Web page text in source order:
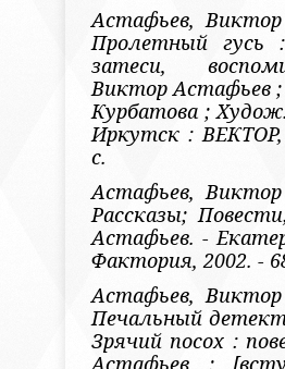
Астафьев,
Пролетный гусь :
затеси,
Виктор Астафьев ;
Курбатова ;
Иркутск : ВЕКТОР,
с.
Астафьев,
Рассказы;
Астафьев. -
Фактория, 2002. -
Астафьев,
Печальный
Зрячий посох :
Астафьев ;